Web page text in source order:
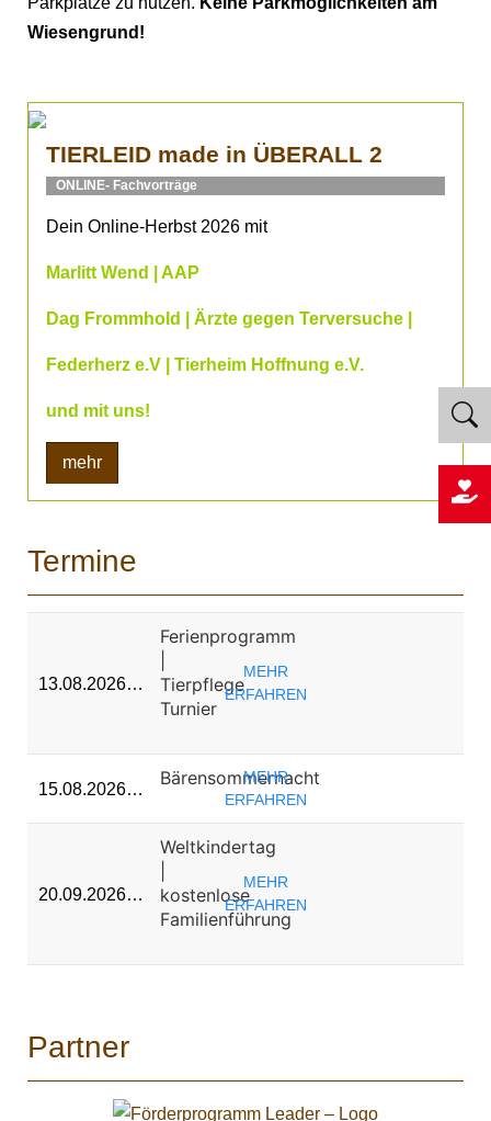
Wiesengrund!
TIERLEID made in ÜBERALL 2
ONLINE- Fachvorträge
Dein Online-Herbst 2026 mit
Marlitt Wend | AAP
Dag Frommhold | Ärzte gegen Terversuche |
Federherz e.V | Tierheim Hoffnung e.V.
und mit uns!
mehr
Termine
13.08.2026…
Ferienprogramm
Tierpflege
Turnier
MEHR
ERFAHREN
15.08.2026… Bärensommernacht
MEHR
ERFAHREN
20.09.2026…
Weltkindertag
kostenlose
Familienführung
MEHR
ERFAHREN
Partner